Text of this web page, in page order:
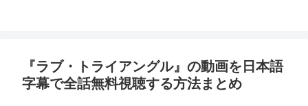
『ラブ・トライアングル』の動画を日本語
字幕で全話無料視聴する方法まとめ